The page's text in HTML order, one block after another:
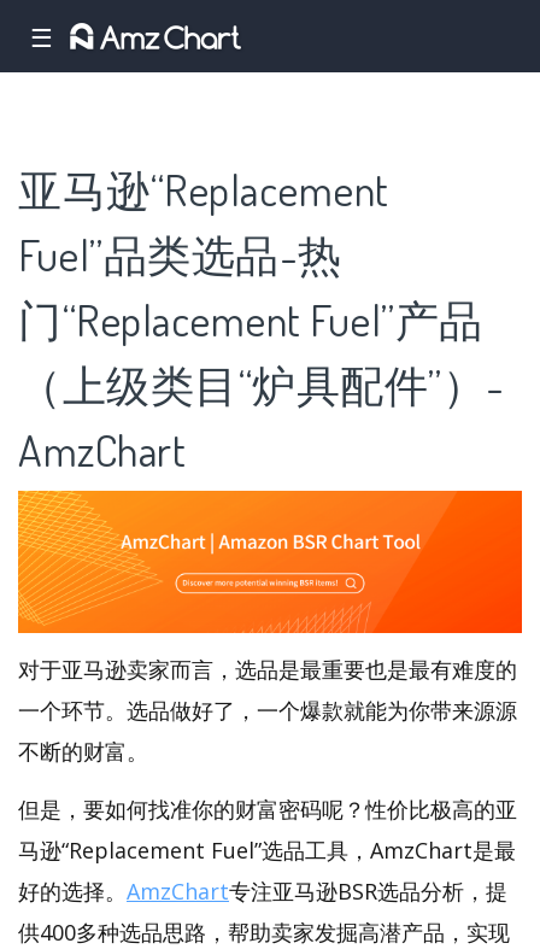
☰
亚马逊“Replacement
Fuel”品类选品-热
门“Replacement Fuel”产品
（上级类目“炉具配件”）-
AmzChart
对于亚马逊卖家而言，选品是最重要也是最有难度的
一个环节。选品做好了，一个爆款就能为你带来源源
不断的财富。
但是，要如何找准你的财富密码呢？性价比极高的亚
马逊“Replacement Fuel”选品工具，AmzChart是最
好的选择。 AmzChart专注亚马逊BSR选品分析，提
供400多种选品思路，帮助卖家发掘高潜产品，实现